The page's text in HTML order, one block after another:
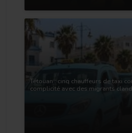
Tétouan : cinq chauffeurs de taxi
complicité avec des migrants